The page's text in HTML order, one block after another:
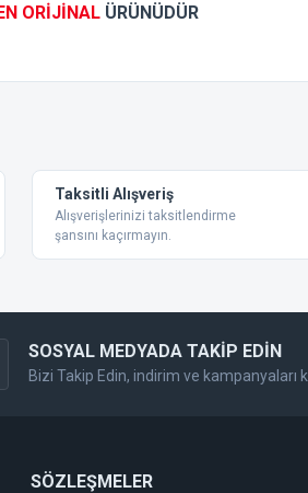
ORİJİNALÜRÜNÜDÜR
Taksitli Alışveriş
Alışverişlerinizi taksitlendirme
şansını kaçırmayın.
SOSYAL MEDYADA TAKİP EDİN
Bizi Takip Edin, indirim ve kampanyaları
SÖZLEŞMELER